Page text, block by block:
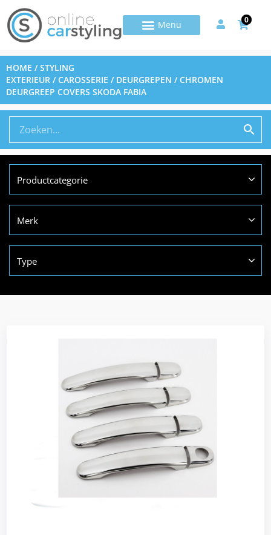
0
HOME /STYLING
EXTERIEUR /CAROSSERIE / DEURGREPEN / CHROMEN
DEURGREEP COVERS SKODA FABIA
Productcategorie
Merk
Type